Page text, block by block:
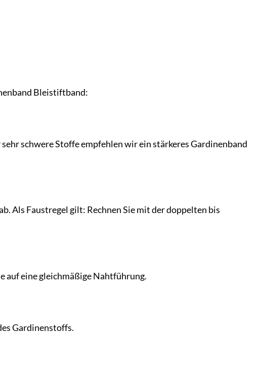
Bleistiftband:
schwere Stoffe empfehlen wir ein stärkeres Gardinenband
Als Faustregel gilt: Rechnen Sie mit der doppelten bis
auf eine gleichmäßige Nahtführung.
Gardinenstoffs.